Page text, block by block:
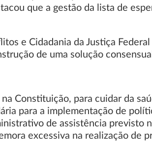
que a gestão da lista de
e Cidadania da Justiça
de uma solução
Constituição, para cuidar da
para a implementação de
de assistência previsto
excessiva na realização de